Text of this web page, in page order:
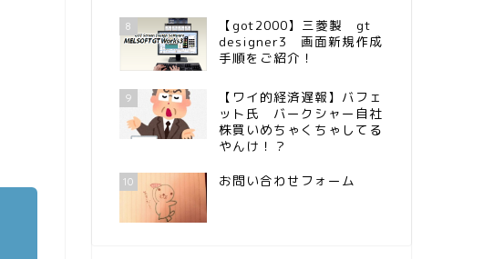
8
【got2000】三菱製 gt
designer3 画面新規作成
手順をご紹介！
9
【ワイ的経済遅報】バフェ
ット氏 バークシャー自社
株買いめちゃくちゃしてる
やんけ！？
10 お問い合わせフォーム